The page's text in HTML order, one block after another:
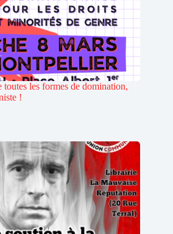
les formes de domination,
!